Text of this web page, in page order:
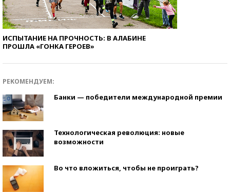
ИСПЫТАНИЕ НА ПРОЧНОСТЬ: В АЛАБИНЕ
ПРОШЛА «ГОНКА ГЕРОЕВ»
РЕКОМЕНДУЕМ:
Банки — победители международной премии
Технологическая революция: новые
возможности
Во что вложиться, чтобы не проиграть?